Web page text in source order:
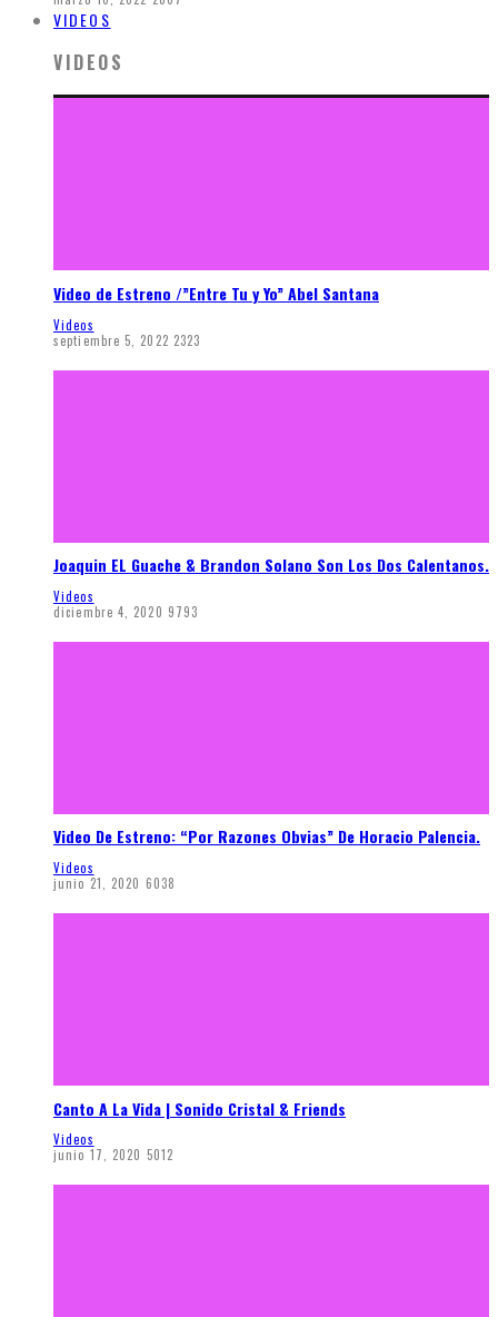
VIDEOS
VIDEOS
Video de Estreno /”Entre Tu y Yo” Abel Santana
Videos
septiembre 5, 2022 2323
Joaquin EL Guache & Brandon Solano Son Los Dos Calentanos.
Videos
diciembre 4, 2020 9793
Video De Estreno: “Por Razones Obvias” De Horacio Palencia.
Videos
junio 21, 2020 6038
Canto A La Vida | Sonido Cristal & Friends
Videos
junio 17, 2020 5012